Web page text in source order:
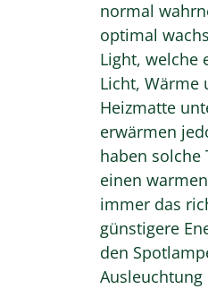
normal
optimal
Light, welche
Licht, Wärme
Heizmatte
erwärmen
haben solche
einen
immer das
günstigere
den